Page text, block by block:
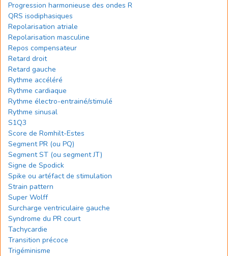
Progression harmonieuse des ondes R
QRS isodiphasiques
Repolarisation atriale
Repolarisation masculine
Repos compensateur
Retard droit
Retard gauche
Rythme accéléré
Rythme cardiaque
Rythme électro-entrainé/stimulé
Rythme sinusal
S1Q3
Score de Romhilt-Estes
Segment PR (ou PQ)
Segment ST (ou segment JT)
Signe de Spodick
Spike ou artéfact de stimulation
Strain pattern
Super Wolff
Surcharge ventriculaire gauche
Syndrome du PR court
Tachycardie
Transition précoce
Trigéminisme